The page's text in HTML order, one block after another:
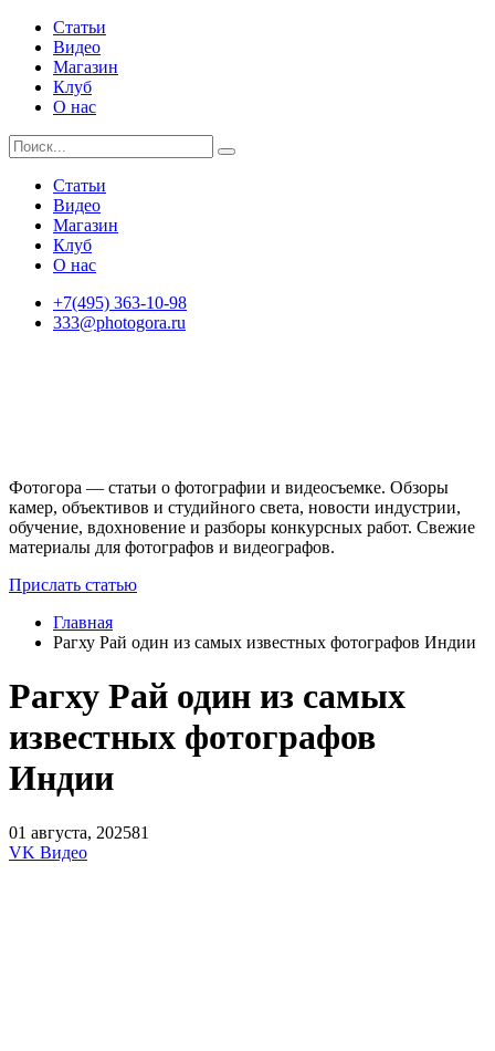
Статьи
Видео
Магазин
Клуб
О нас
Статьи
Видео
Магазин
Клуб
О нас
+7(495) 363-10-98
333@photogora.ru
Фотогора — статьи о фотографии и видеосъемке. Обзоры
камер, объективов и студийного света, новости индустрии,
обучение, вдохновение и разборы конкурсных работ. Свежие
материалы для фотографов и видеографов.
Прислать статью
Главная
Рагху Рай один из самых известных фотографов Индии
Рагху Рай один из самых
известных фотографов
Индии
01 августа, 202581
VK Видео